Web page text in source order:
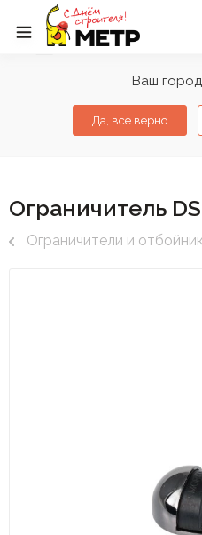
Ваш
Да, все верно
Ограничитель
Ограничители и